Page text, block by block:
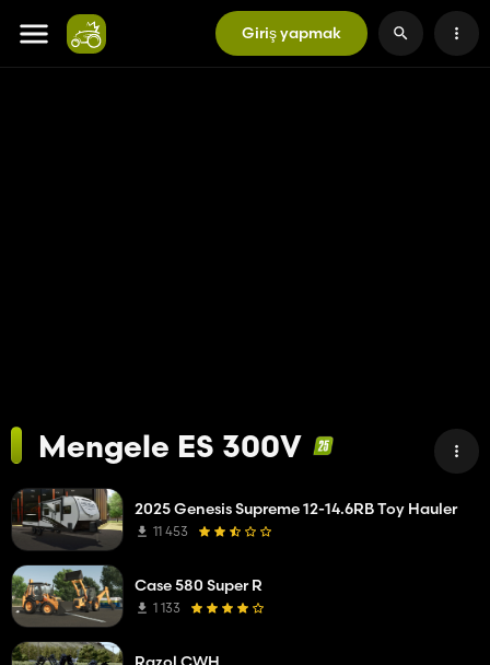
Giriş yapmak
Mengele ES 300V
2025 Genesis Supreme 12-14.6RB Toy Hauler
11 453
Case 580 Super R
1 133